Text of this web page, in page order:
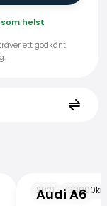
helst
ett godkänt
Audi A6
2021 139000